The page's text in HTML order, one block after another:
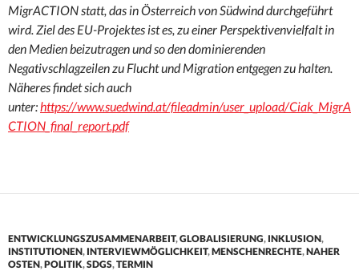
MigrACTION statt, das in Österreich von Südwind durchgeführt
wird. Ziel des EU-Projektes ist es, zu einer Perspektivenvielfalt in
den Medien beizutragen und so den dominierenden
Negativschlagzeilen zu Flucht und Migration entgegen zu halten.
Näheres findet sich auch
unter:https://www.suedwind.at/fileadmin/user_upload/Ciak_MigrA
CTION_final_report.pdf
ENTWICKLUNGSZUSAMMENARBEIT,GLOBALISIERUNG, INKLUSION,
INSTITUTIONEN, INTERVIEWMÖGLICHKEIT,MENSCHENRECHTE,NAHER
OSTEN,POLITIK,SDGS,TERMIN